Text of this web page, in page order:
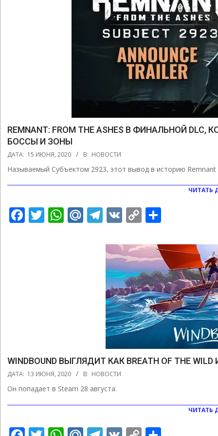
REMNANT: FROM THE ASHES В ФИНАЛЬНОЙ
БОССЫ И ЗОНЫ
2020-
15
ДАТА: 15 ИЮНЯ, 2020 В: НОВОСТИ
Называемый Субъектом 2923, этот вывод в историю
ЧИТАТЬ
Facebook
Twitter
WhatsApp
Mail.Ru
Telegram
VK Copy
WINDBOUND ВЫГЛЯДИТ КАК BREATH OF THE
2020-
13
ДАТА: 13 ИЮНЯ, 2020 В: НОВОСТИ
Он попадает в Steam 28 августа.
ЧИТАТЬ